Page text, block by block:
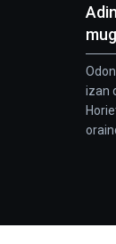
izan